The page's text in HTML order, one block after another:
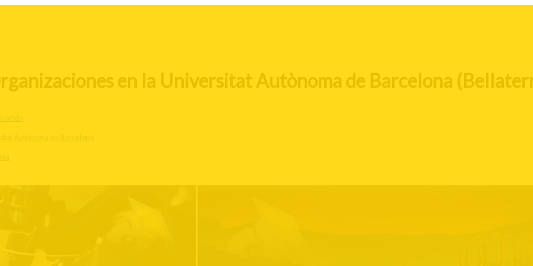
en la Universitat Autònoma de Barcelona
Autònoma de Barcelona